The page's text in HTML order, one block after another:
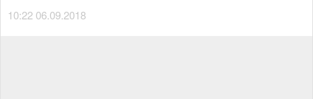
10:22 06.09.2018